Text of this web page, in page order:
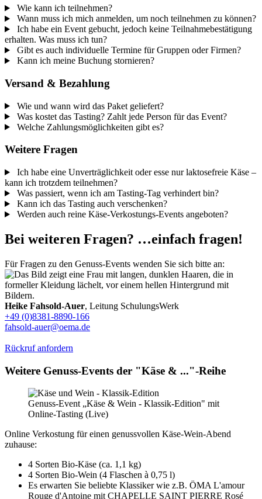
Wie kann ich teilnehmen?
Wann muss ich mich anmelden, um noch teilnehmen zu können?
Ich habe ein Event gebucht, jedoch keine Teilnahmebestätigung
erhalten. Was muss ich tun?
Gibt es auch individuelle Termine für Gruppen oder Firmen?
Kann ich meine Buchung stornieren?
Versand & Bezahlung
Wie und wann wird das Paket geliefert?
Was kostet das Tasting? Zahlt jede Person für das Event?
Welche Zahlungsmöglichkeiten gibt es?
Weitere Fragen
Ich habe eine Unverträglichkeit oder esse nur laktosefreie Käse –
kann ich trotzdem teilnehmen?
Was passiert, wenn ich am Tasting-Tag verhindert bin?
Kann ich das Tasting auch verschenken?
Werden auch reine Käse-Verkostungs-Events angeboten?
Bei weiteren Fragen? …einfach fragen!
Für Fragen zu den Genuss-Events wenden Sie sich bitte an:
Heike Fahsold-Auer, Leitung SchulungsWerk
+49 (0)8381-8890-166
fahsold-auer@oema.de
Rückruf anfordern
Weitere Genuss-Events der "Käse & ..."-Reihe
Genuss-Event „Käse & Wein - Klassik-Edition" mit
Online-Tasting (Live)
Online Verkostung für einen genussvollen Käse-Wein-Abend
zuhause:
4 Sorten Bio-Käse (ca. 1,1 kg)
4 Sorten Bio-Wein (4 Flaschen à 0,75 l)
Es erwarten Sie beliebte Klassiker wie z.B. ÖMA L'amour
Rouge d'Antoine mit CHAPELLE SAINT PIERRE Rosé